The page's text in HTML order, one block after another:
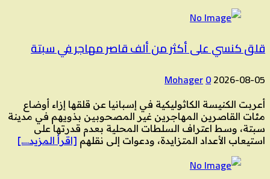
قلق كنسي على أكثر من ألف قاصر مهاجر في سبتة
2026-08-05
Mohager0
أعربت الكنيسة الكاثوليكية في إسبانيا عن قلقها إزاء أوضاع
مئات القاصرين المهاجرين غير المصحوبين بذويهم في مدينة
سبتة، وسط اعتراف السلطات المحلية بعدم قدرتها على
استيعاب الأعداد المتزايدة، ودعوات إلى نقلهم [اقرأ المزيد….]